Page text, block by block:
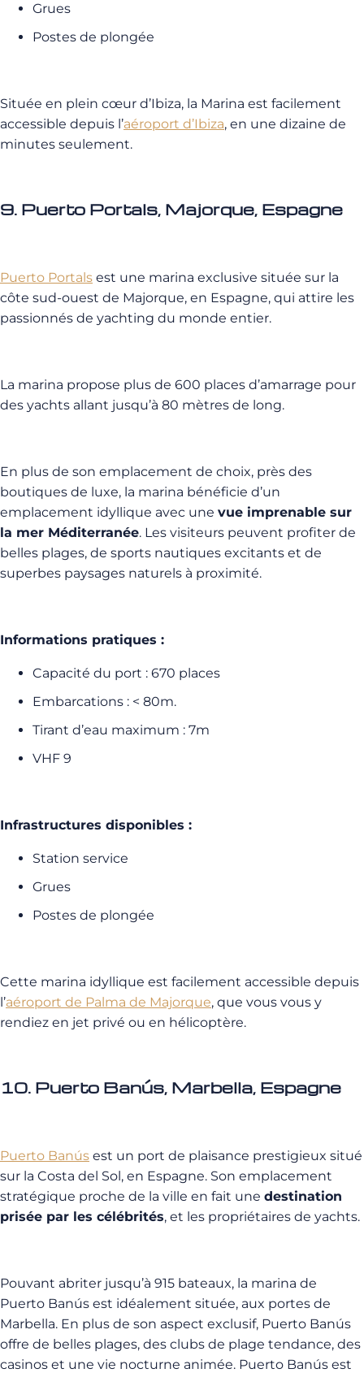
Grues
Postes de plongée
Située en plein cœur d’Ibiza, la Marina est facilement
accessible depuis l’aéroport d’Ibiza, en une dizaine de
minutes seulement.
9. Puerto Portals, Majorque, Espagne
Puerto Portals est une marina exclusive située sur la
côte sud-ouest de Majorque, en Espagne, qui attire les
passionnés de yachting du monde entier.
La marina propose plus de 600 places d’amarrage pour
des yachts allant jusqu’à 80 mètres de long.
En plus de son emplacement de choix, près des
boutiques de luxe, la marina bénéficie d’un
emplacement idyllique avec une vue imprenable sur
la mer Méditerranée. Les visiteurs peuvent profiter de
belles plages, de sports nautiques excitants et de
superbes paysages naturels à proximité.
Informations pratiques :
Capacité du port : 670 places
Embarcations : < 80m.
Tirant d’eau maximum : 7m
VHF 9
Infrastructures disponibles :
Station service
Grues
Postes de plongée
Cette marina idyllique est facilement accessible depuis
l’aéroport de Palma de Majorque, que vous vous y
rendiez en jet privé ou en hélicoptère.
10. Puerto Banús, Marbella, Espagne
Puerto Banús est un port de plaisance prestigieux situé
sur la Costa del Sol, en Espagne. Son emplacement
stratégique proche de la ville en fait une destination
prisée par les célébrités, et les propriétaires de yachts.
Pouvant abriter jusqu’à 915 bateaux, la marina de
Puerto Banús est idéalement située, aux portes de
Marbella. En plus de son aspect exclusif, Puerto Banús
offre de belles plages, des clubs de plage tendance, des
casinos et une vie nocturne animée. Puerto Banús est